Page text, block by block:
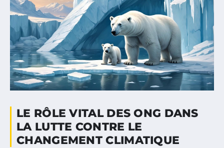
LE RÔLE VITAL DES ONG DANS
LA LUTTE CONTRE LE
CHANGEMENT CLIMATIQUE